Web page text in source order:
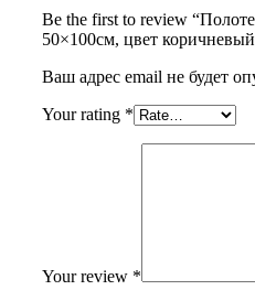
Be the first to review
50×100см, цвет
Ваш адрес email не будет
Your rating *
Your review *